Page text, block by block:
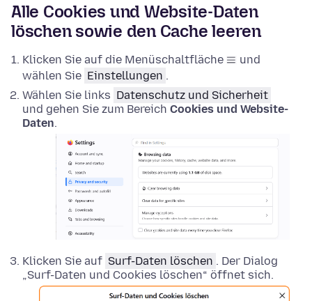
Alle Cookies und Website-Daten
löschen sowie den Cache leeren
Klicken Sie auf die Menüschaltfläche
und
wählen Sie Einstellungen .
Wählen Sie links Datenschutz und Sicherheit
und gehen Sie zum Bereich Cookies und Website-
Daten.
Klicken Sie auf Surf-Daten löschen . Der Dialog
„Surf-Daten und Cookies löschen“ öffnet sich.